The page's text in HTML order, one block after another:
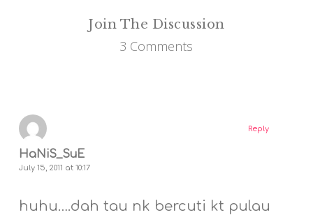
Join The Discussion
3 Comments
HaNiS_SuE
July 15, 2011 at 10:17
huhu….dah tau nk bercuti kt pulau
Reply